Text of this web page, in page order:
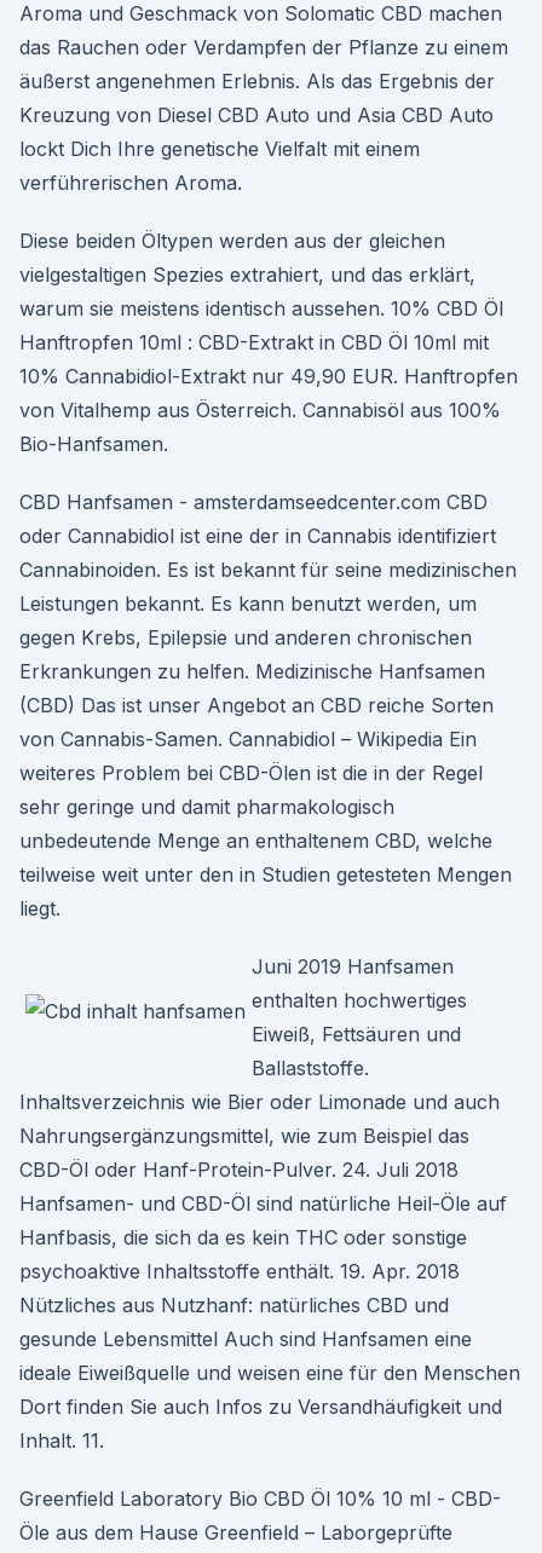
Aroma und Geschmack von Solomatic CBD machen
das Rauchen oder Verdampfen der Pflanze zu einem
äußerst angenehmen Erlebnis. Als das Ergebnis der
Kreuzung von Diesel CBD Auto und Asia CBD Auto
lockt Dich Ihre genetische Vielfalt mit einem
verführerischen Aroma.
Diese beiden Öltypen werden aus der gleichen
vielgestaltigen Spezies extrahiert, und das erklärt,
warum sie meistens identisch aussehen. 10% CBD Öl
Hanftropfen 10ml : CBD-Extrakt in CBD Öl 10ml mit
10% Cannabidiol-Extrakt nur 49,90 EUR. Hanftropfen
von Vitalhemp aus Österreich. Cannabisöl aus 100%
Bio-Hanfsamen.
CBD Hanfsamen - amsterdamseedcenter.com CBD
oder Cannabidiol ist eine der in Cannabis identifiziert
Cannabinoiden. Es ist bekannt für seine medizinischen
Leistungen bekannt. Es kann benutzt werden, um
gegen Krebs, Epilepsie und anderen chronischen
Erkrankungen zu helfen. Medizinische Hanfsamen
(CBD) Das ist unser Angebot an CBD reiche Sorten
von Cannabis-Samen. Cannabidiol – Wikipedia Ein
weiteres Problem bei CBD-Ölen ist die in der Regel
sehr geringe und damit pharmakologisch
unbedeutende Menge an enthaltenem CBD, welche
teilweise weit unter den in Studien getesteten Mengen
liegt.
Juni 2019 Hanfsamen
enthalten hochwertiges
Eiweiß, Fettsäuren und
Ballaststoffe.
Inhaltsverzeichnis wie Bier oder Limonade und auch
Nahrungsergänzungsmittel, wie zum Beispiel das
CBD-Öl oder Hanf-Protein-Pulver. 24. Juli 2018
Hanfsamen- und CBD-Öl sind natürliche Heil-Öle auf
Hanfbasis, die sich da es kein THC oder sonstige
psychoaktive Inhaltsstoffe enthält. 19. Apr. 2018
Nützliches aus Nutzhanf: natürliches CBD und
gesunde Lebensmittel Auch sind Hanfsamen eine
ideale Eiweißquelle und weisen eine für den Menschen
Dort finden Sie auch Infos zu Versandhäufigkeit und
Inhalt. 11.
Greenfield Laboratory Bio CBD Öl 10% 10 ml - CBD-
Öle aus dem Hause Greenfield – Laborgeprüfte